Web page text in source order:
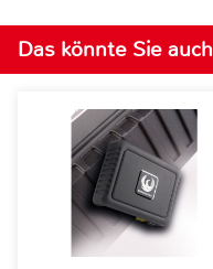
Das könnte Sie